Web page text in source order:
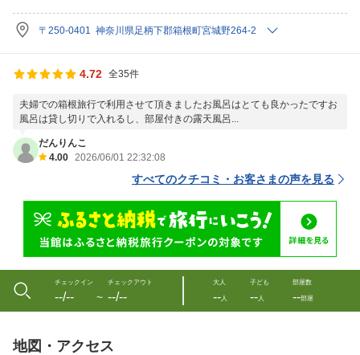
〒250-0401 神奈川県足柄下郡箱根町宮城野264-2
4.72 全35件
夫婦での箱根旅行で利用させて頂きましたお風呂はとても良かったですお
風呂は貸し切りで入れるし、部屋付きの露天風呂...
だんりんこ
4.00 2026/06/01 22:32:08
すべてのクチコミ・お客さまの声を見る
チェックイン
--/-- 〜
チェックアウト
--/--
大人
--人
子ども
--人
部屋数
--部屋
地図・アクセス